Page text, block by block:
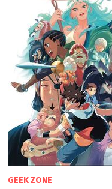
GEEK ZONE